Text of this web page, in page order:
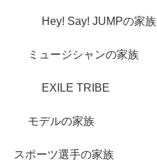
Hey! Say! JUMPの家族
ミュージシャンの家族
EXILE TRIBE
モデルの家族
スポーツ選手の家族